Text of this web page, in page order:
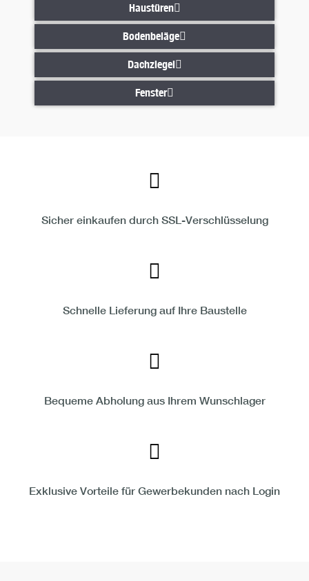
HaustürenHaustüren
BodenbelägeBodenbeläge
DachziegelDachziegel
FensterFenster
Sicher einkaufen durch SSL-Verschlüsselung
Schnelle Lieferung auf Ihre Baustelle
Bequeme Abholung aus Ihrem Wunschlager
Exklusive Vorteile für Gewerbekunden nach Login